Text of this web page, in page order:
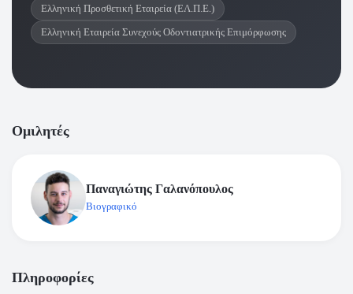
Ελληνική Προσθετική Εταιρεία (ΕΛ.Π.Ε.)
Ελληνική Εταιρεία Συνεχούς Οδοντιατρικής Επιμόρφωσης
Ομιλητές
Παναγιώτης Γαλανόπουλος
Βιογραφικό
Πληροφορίες